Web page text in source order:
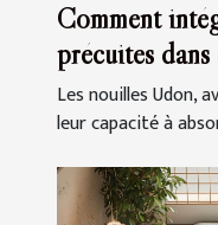
Comment
précuites dans
quotidiennes
Les nouilles Udon,
leur capacité à